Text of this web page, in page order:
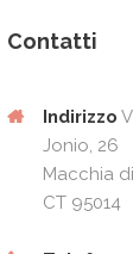
Contatti
Indirizzo
Jonio, 26
Macchia
CT 95014